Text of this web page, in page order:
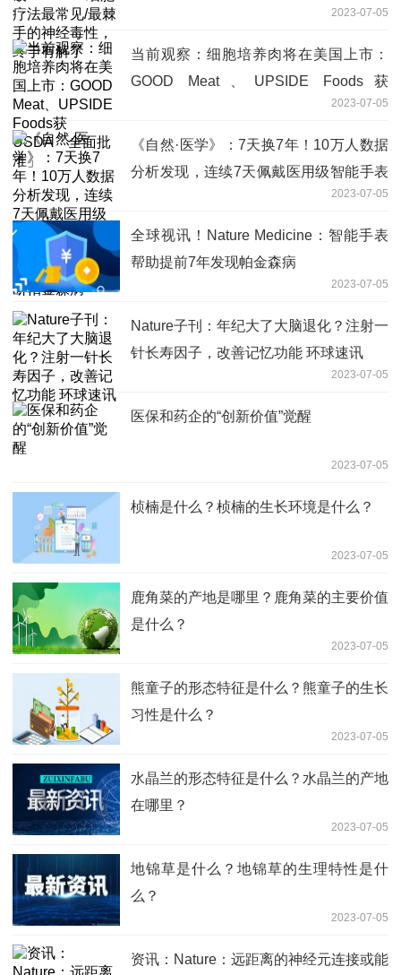
2023-07-05
当前观察：细胞培养肉将在美国上市：
GOOD Meat、UPSIDE Foods获
2023-07-05
《自然·医学》：7天换7年！10万人数据
分析发现，连续7天佩戴医用级智能手表
捕获前驱期症状数据，或可提前7年诊断
帕金森病
2023-07-05
全球视讯！Nature Medicine：智能手表
帮助提前7年发现帕金森病
2023-07-05
Nature子刊：年纪大了大脑退化？注射一
针长寿因子，改善记忆功能 环球速讯
2023-07-05
医保和药企的“创新价值”觉醒
2023-07-05
桢楠是什么？桢楠的生长环境是什么？
2023-07-05
鹿角菜的产地是哪里？鹿角菜的主要价值
是什么？
2023-07-05
熊童子的形态特征是什么？熊童子的生长
习性是什么？
2023-07-05
水晶兰的形态特征是什么？水晶兰的产地
在哪里？
2023-07-05
地锦草是什么？地锦草的生理特性是什
么？
2023-07-05
资讯：Nature：远距离的神经元连接或能